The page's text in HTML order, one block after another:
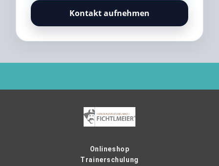
Kontakt aufnehmen
Onlineshop
Trainerschulung